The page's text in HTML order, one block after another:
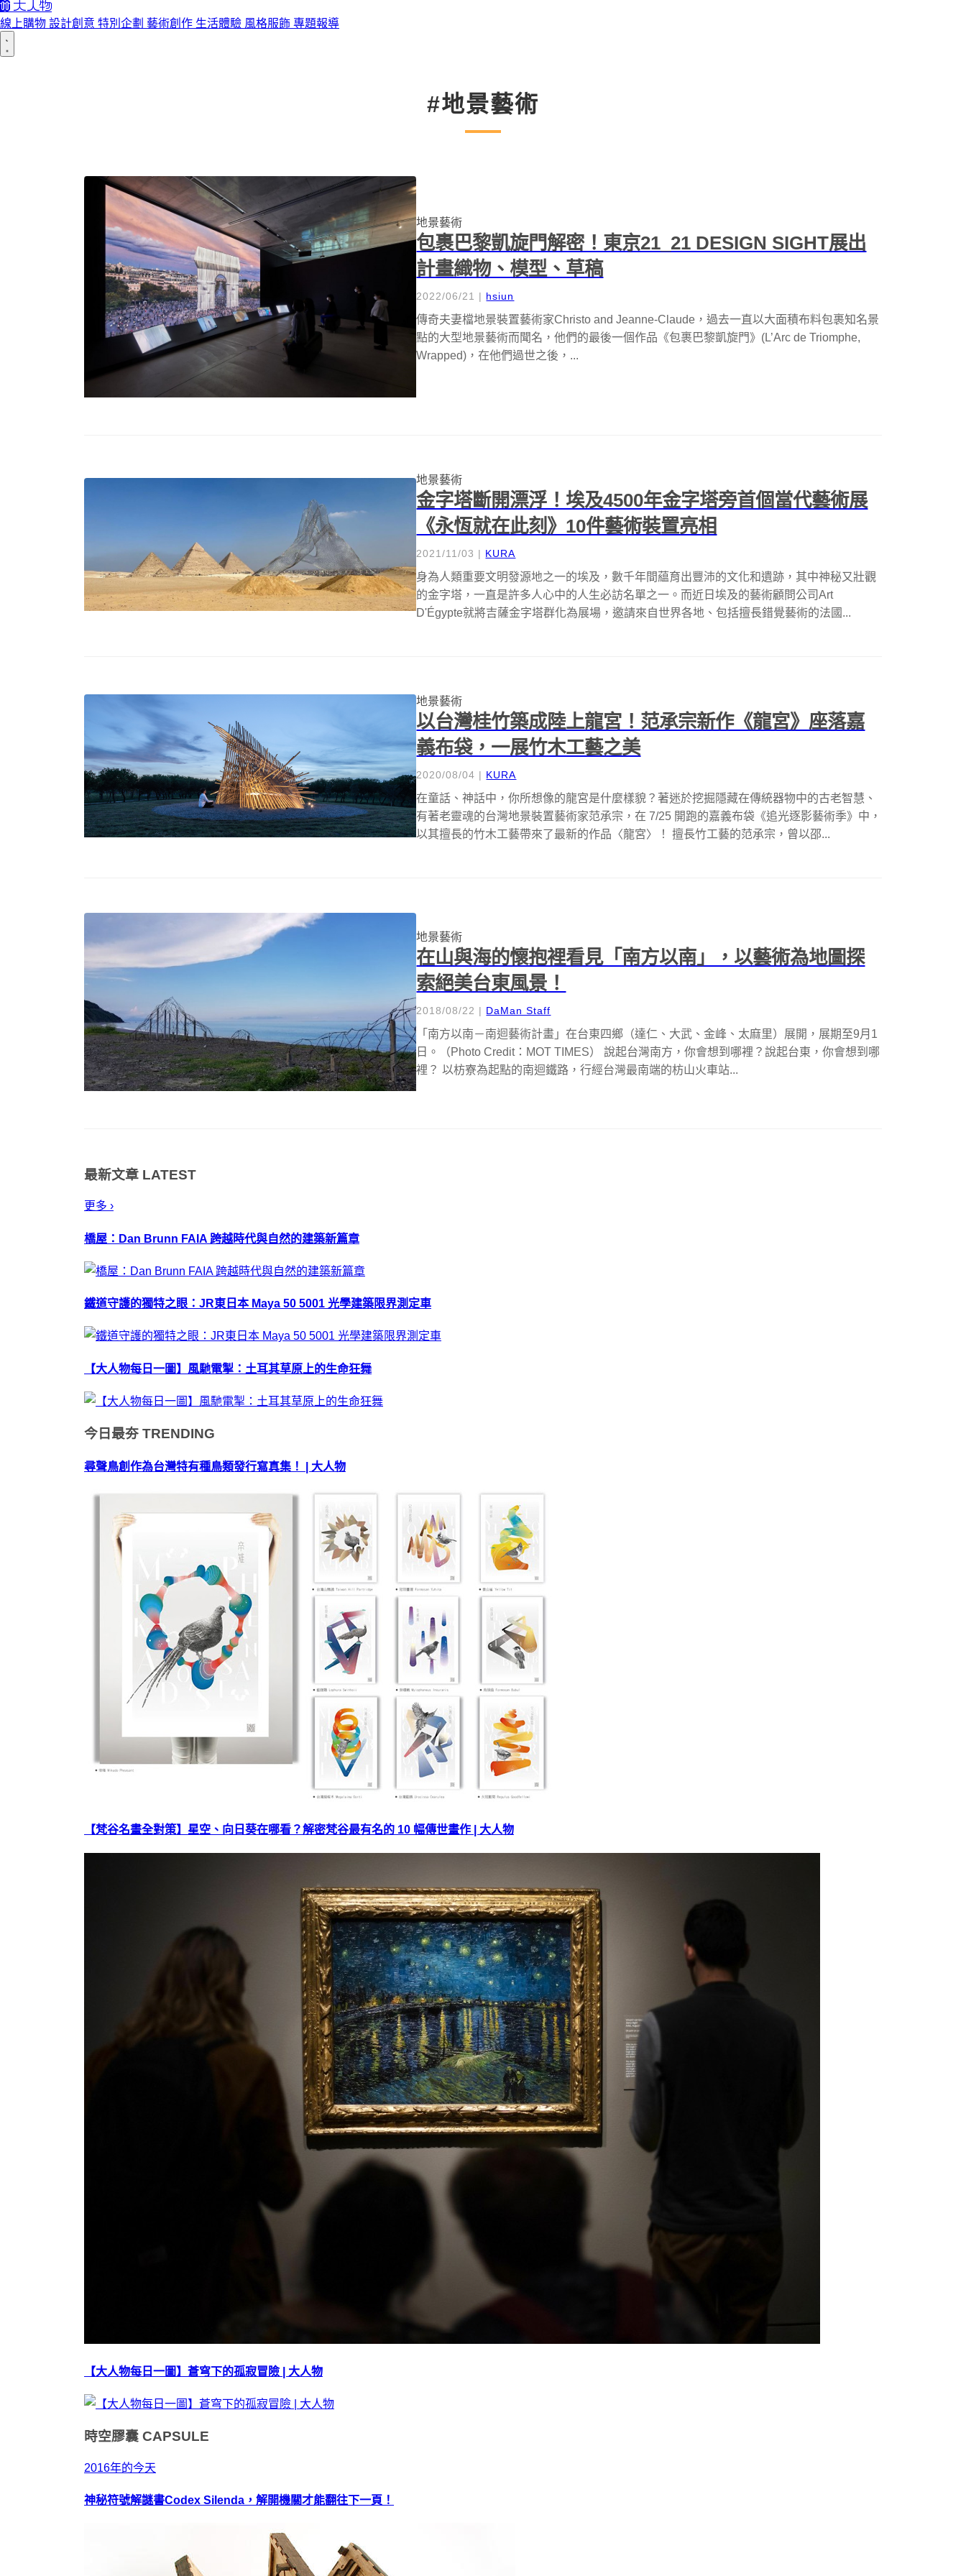
線上購物 設計創意 特別企劃 藝術創作 生活體驗 風格服飾 專題報導
#地景藝術
地景藝術
包裹巴黎凱旋門解密！東京21_21 DESIGN SIGHT展出
計畫織物、模型、草稿
2022/06/21 | hsiun
傳奇夫妻檔地景裝置藝術家Christo and Jeanne-Claude，過去一直以大面積布料包裹知名景
點的大型地景藝術而聞名，他們的最後一個作品《包裹巴黎凱旋門》(L’Arc de Triomphe,
Wrapped)，在他們過世之後，...
地景藝術
金字塔斷開漂浮！埃及4500年金字塔旁首個當代藝術展
《永恆就在此刻》10件藝術裝置亮相
2021/11/03 | KURA
身為人類重要文明發源地之一的埃及，數千年間藴育出豐沛的文化和遺跡，其中神秘又壯觀
的金字塔，一直是許多人心中的人生必訪名單之一。而近日埃及的藝術顧問公司Art
D'Égypte就將吉薩金字塔群化為展場，邀請來自世界各地、包括擅長錯覺藝術的法國...
地景藝術
以台灣桂竹築成陸上龍宮！范承宗新作《龍宮》座落嘉
義布袋，一展竹木工藝之美
2020/08/04 | KURA
在童話、神話中，你所想像的龍宮是什麼樣貌？著迷於挖掘隱藏在傳統器物中的古老智慧、
有著老靈魂的台灣地景裝置藝術家范承宗，在 7/25 開跑的嘉義布袋《追光逐影藝術季》中，
以其擅長的竹木工藝帶來了最新的作品〈龍宮〉！ 擅長竹工藝的范承宗，曾以邵...
地景藝術
在山與海的懷抱裡看見「南方以南」，以藝術為地圖探
索絕美台東風景！
2018/08/22 | DaMan Staff
「南方以南－南迴藝術計畫」在台東四鄉（達仁、大武、金峰、太麻里）展開，展期至9月1
日。（Photo Credit：MOT TIMES） 說起台灣南方，你會想到哪裡？說起台東，你會想到哪
裡？ 以枋寮為起點的南迴鐵路，行經台灣最南端的枋山火車站...
最新文章 LATEST
更多 ›
橋屋：Dan Brunn FAIA 跨越時代與自然的建築新篇章
鐵道守護的獨特之眼：JR東日本 Maya 50 5001 光學建築限界測定車
【大人物每日一圖】風馳電掣：土耳其草原上的生命狂舞
今日最夯 TRENDING
尋聲鳥創作為台灣特有種鳥類發行寫真集！ | 大人物
【梵谷名畫全對策】星空、向日葵在哪看？解密梵谷最有名的 10 幅傳世畫作 | 大人物
【大人物每日一圖】蒼穹下的孤寂冒險 | 大人物
時空膠囊 CAPSULE
2016年的今天
神秘符號解謎書Codex Silenda，解開機關才能翻往下一頁！